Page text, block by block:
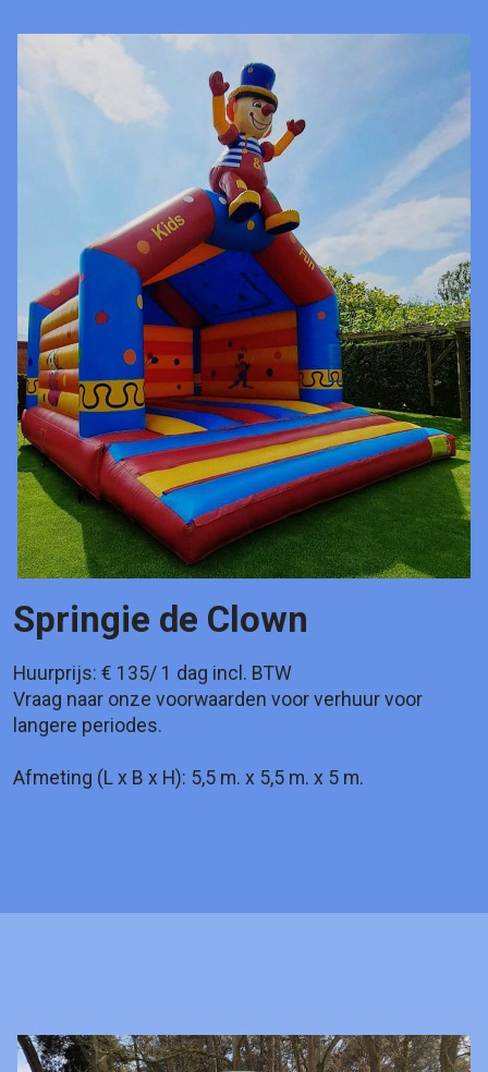
Springie de Clown
Huurprijs: € 135/ 1 dag incl. BTW
Vraag naar onze voorwaarden voor verhuur voor
langere periodes.
Afmeting (L x B x H): 5,5 m. x 5,5 m. x 5 m.